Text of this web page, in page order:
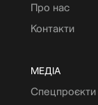
Про нас
Контакти
МЕДІА
Спецпроєкти